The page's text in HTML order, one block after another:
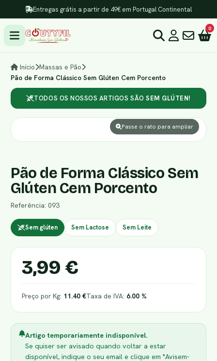
Entregas grátis a partir de 49€ em Portugal Continental
0
Início Massas e Pão
Pão de Forma Clássico Sem Glúten Cem Porcento
TODOS OS NOSSOS ARTIGOS SÃO SEM GLÚTEN!
Passe o rato para ampliar
Pão de Forma Clássico Sem
Glúten Cem Porcento
Referência: 093
Sem glúten Sem Lactose Sem Leite
3,99 €
Preço por Kg: 11.40 €Taxa de IVA: 6.00 %
Artigo temporariamente indisponível.
Se quiser ser avisado quando voltar a estar
disponível, indique o seu email e clique em "Avisem-